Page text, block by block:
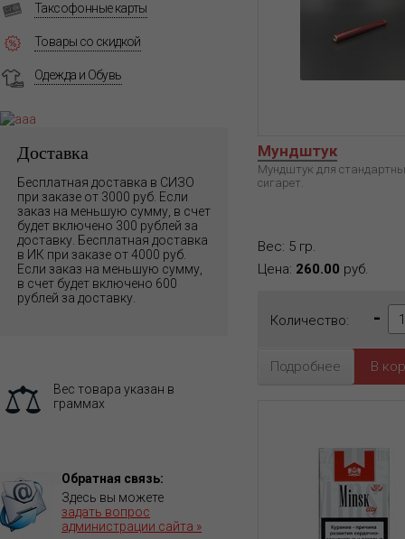
Таксофонные карты
Товары со скидкой
Одежда и Обувь
Доставка
Бесплатная доставка в СИЗО
при заказе от 3000 руб. Если
заказ на меньшую сумму, в счет
будет включено 300 рублей за
доставку. Бесплатная доставка
в ИК при заказе от 4000 руб.
Если заказ на меньшую сумму,
в счет будет включено 600
рублей за доставку.
Вес товара указан в
граммах
Обратная связь:
Здесь вы можете
задать вопрос
администрации сайта »
Мундштук
Мундштук для
сигарет.
Вес: 5 гр.
Цена: 260.00 руб.
Количество: -
Подробнее